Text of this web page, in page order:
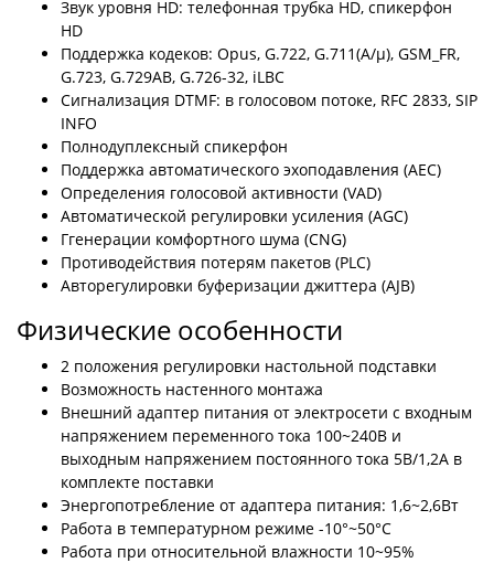
Звук уровня HD: телефонная трубка HD, спикерфон
HD
Поддержка кодеков: Opus, G.722, G.711(A/μ), GSM_FR,
G.723, G.729AB, G.726-32, iLBC
Сигнализация DTMF: в голосовом потоке, RFC 2833, SIP
INFO
Полнодуплексный спикерфон
Поддержка автоматического эхоподавления (AEC)
Определения голосовой активности (VAD)
Автоматической регулировки усиления (AGC)
Ггенерации комфортного шума (CNG)
Противодействия потерям пакетов (PLC)
Авторегулировки буферизации джиттера (AJB)
Физические особенности
2 положения регулировки настольной подставки
Возможность настенного монтажа
Внешний адаптер питания от электросети с входным
напряжением переменного тока 100~240В и
выходным напряжением постоянного тока 5В/1,2А в
комплекте поставки
Энергопотребление от адаптера питания: 1,6~2,6Вт
Работа в температурном режиме -10°~50°C
Работа при относительной влажности 10~95%